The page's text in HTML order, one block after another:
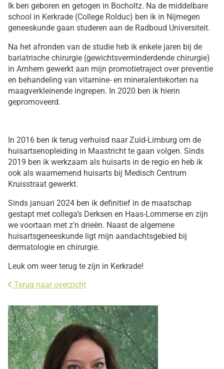
Ik ben geboren en getogen in Bocholtz. Na de middelbare
school in Kerkrade (College Rolduc) ben ik in Nijmegen
geneeskunde gaan studeren aan de Radboud Universiteit.
Na het afronden van de studie heb ik enkele jaren bij de
bariatrische chirurgie (gewichtsverminderdende chirurgie)
in Arnhem gewerkt aan mijn promotietraject over preventie
en behandeling van vitamine- en mineralentekorten na
maagverkleinende ingrepen. In 2020 ben ik hierin
gepromoveerd.
In 2016 ben ik terug verhuisd naar Zuid-Limburg om de
huisartsenopleiding in Maastricht te gaan volgen. Sinds
2019 ben ik werkzaam als huisarts in de regio en heb ik
ook als waarnemend huisarts bij Medisch Centrum
Kruisstraat gewerkt.
Sinds januari 2024 ben ik definitief in de maatschap
gestapt met collega’s Derksen en Haas-Lommerse en zijn
we voortaan met z’n drieën. Naast de algemene
huisartsgeneeskunde ligt mijn aandachtsgebied bij
dermatologie en chirurgie.
Leuk om weer terug te zijn in Kerkrade!
Terug naar overzicht